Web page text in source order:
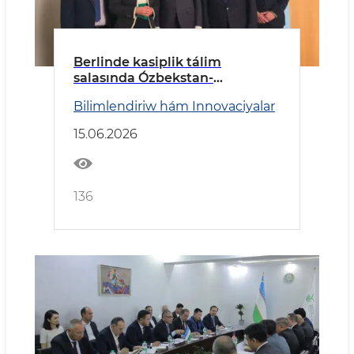
Berlinde kasiplik tálim
salasında Ózbekstan-
Bilimlendiriw hám Innovaciyalar
15.06.2026
136